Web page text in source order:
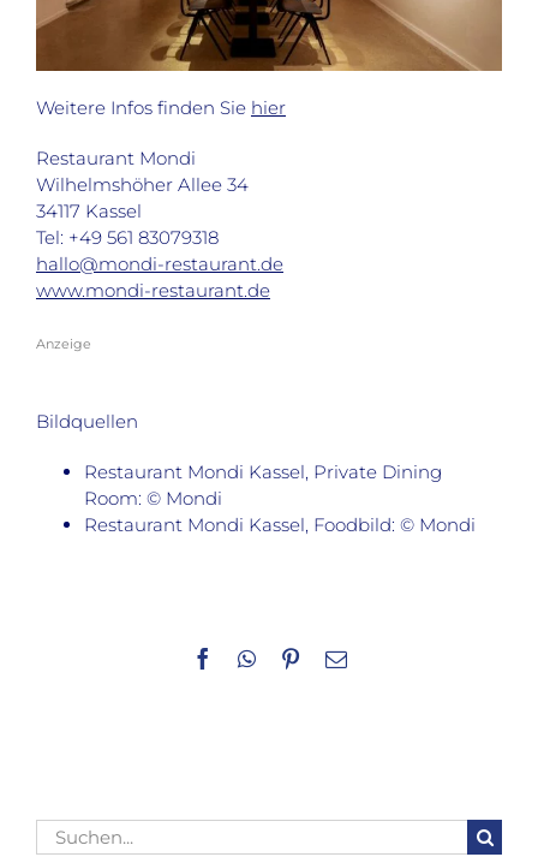
Weitere Infos finden Sie hier
Restaurant Mondi
Wilhelmshöher Allee 34
34117 Kassel
Tel: +49 561 83079318
hallo@mondi-restaurant.de
www.mondi-restaurant.de
Anzeige
Bildquellen
Restaurant Mondi Kassel, Private Dining
Room: © Mondi
Restaurant Mondi Kassel, Foodbild: © Mondi
Facebook
WhatsApp
Pinterest
E-
Suche